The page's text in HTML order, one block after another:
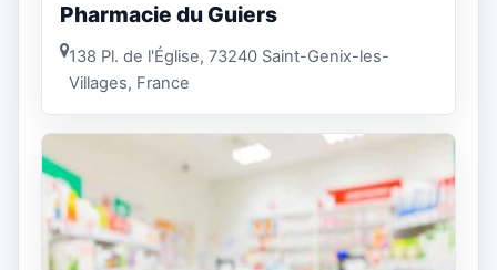
Pharmacie du Guiers
138 Pl. de l'Église, 73240 Saint-Genix-les-
Villages, France